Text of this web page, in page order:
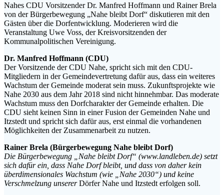
Nahes CDU Vorsitzender Dr. Manfred Hoffmann und Rainer Brela
von der Bürgerbewegung „Nahe bleibt Dorf“ diskutieren mit den
Gästen über die Dorfentwicklung. Moderieren wird die
Veranstaltung Uwe Voss, der Kreisvorsitzenden der
Kommunalpolitischen Vereinigung.
Dr. Manfred Hoffmann (CDU)
Der Vorsitzende der CDU Nahe, spricht sich mit den CDU-
Mitgliedern in der Gemeindevertretung dafür aus, dass ein weiteres
Wachstum der Gemeinde moderat sein muss. Zukunftsprojekte wie
Nahe 2030 aus dem Jahr 2018 sind nicht hinnehmbar. Das moderate
Wachstum muss den Dorfcharakter der Gemeinde erhalten. Die
CDU sieht keinen Sinn in einer Fusion der Gemeinden Nahe und
Itzstedt und spricht sich dafür aus, erst einmal die vorhandenen
Möglichkeiten der Zusammenarbeit zu nutzen.
Rainer Brela (Bürgerbewegung Nahe bleibt Dorf)
Die Bürgerbewegung „Nahe bleibt Dorf“ (www.landleben.de) setzt
sich dafür ein, dass Nahe Dorf bleibt, und dass von daher kein
überdimensionales Wachstum (wie „Nahe 2030“) und keine
Verschmelzung unsererDörfer Nahe und Itzstedt erfolgen soll.